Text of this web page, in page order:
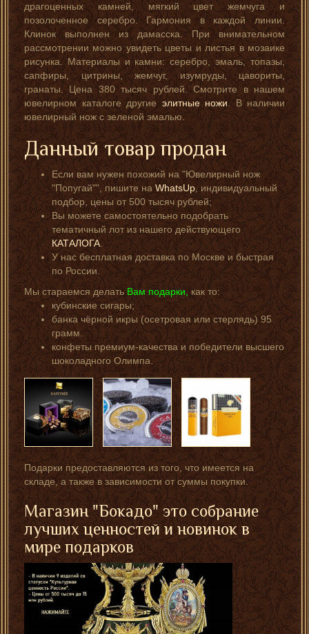
драгоценных камней, мягкий цвет жемчуга и
позолоченное серебро. Гармония в каждой линии.
Клинок выполнен из дамасска. При внимательном
рассмотрении можно увидеть цветы и листья в мозаике
рисунка. Материалы и камни: серебро, эмаль, топазы,
сапфиры, цитрины, жемчуг, изумруды, цавориты,
гранаты. Цена 380 тысяч рублей. Смотрите в нашем
ювелирном каталоге другиеэлитные ножи . В наличии
ювелирный нож с зеленой эмалью.
Данный товар продан
Если вам нужен похожий на "Ювелирный нож
"Попугай"", пишите наWhatsUp, индивидуальный
подбор, цены от 500 тысяч рублей;
Вы можете самостоятельно подобрать
тематичный лот из нашего действующего
КАТАЛОГА.
У нас бесплатная доставка по Москве и быстрая
по России.
Мы стараемся делатьВам подарки,как то:
кубинские сигары;
банка чёрной икры (осетровая или стерлядь) 95
грамм.
конфеты премиум-качества и победители высшего
шоколадного Олимпа.
Подарки предоставляются из того, что имеется на
складе, а также в зависимости от суммы покупки.
Магазин "Бокадо" это собрание
лучших ценностей и новинок в
мире подарков